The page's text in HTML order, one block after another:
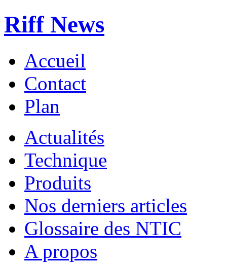
Riff News
Accueil
Contact
Plan
Actualités
Technique
Produits
Nos derniers articles
Glossaire des NTIC
A propos